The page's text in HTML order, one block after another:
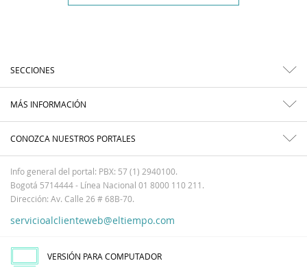
SECCIONES
MÁS INFORMACIÓN
CONOZCA NUESTROS PORTALES
Info general del portal: PBX: 57 (1) 2940100.
Bogotá 5714444 - Línea Nacional 01 8000 110 211.
Dirección: Av. Calle 26 # 68B-70.
servicioalclienteweb@eltiempo.com
VERSIÓN PARA COMPUTADOR